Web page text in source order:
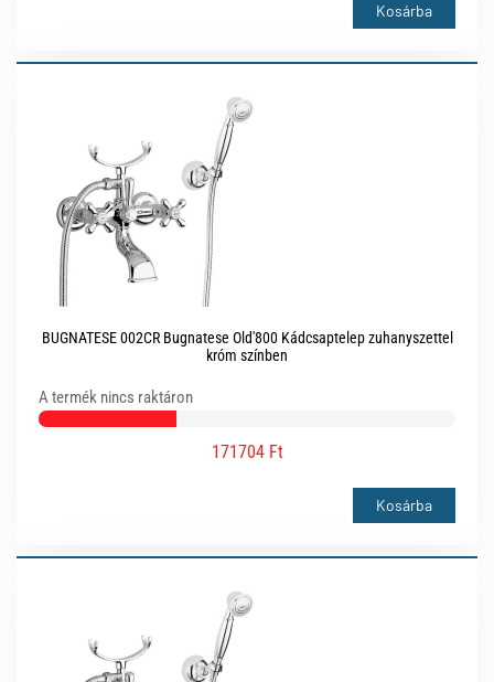
Kosárba
BUGNATESE 002CR Bugnatese Old'800 Kádcsaptelep zuhanyszettel
króm színben
A termék nincs raktáron
171704 Ft
Kosárba